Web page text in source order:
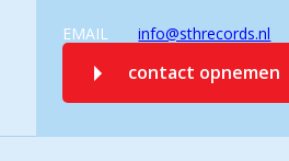
EMAIL info@sthrecords.nl
contact opnemen